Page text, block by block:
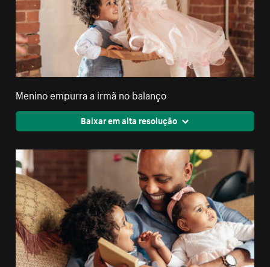
Menino empurra a irmã no balanço
Baixar em alta resolução